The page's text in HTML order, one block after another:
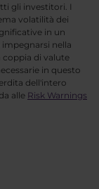
gli investitori. I
volatilità dei
in un
nella
coppia di valute
in questo
dell'intero
alle Risk Warnings